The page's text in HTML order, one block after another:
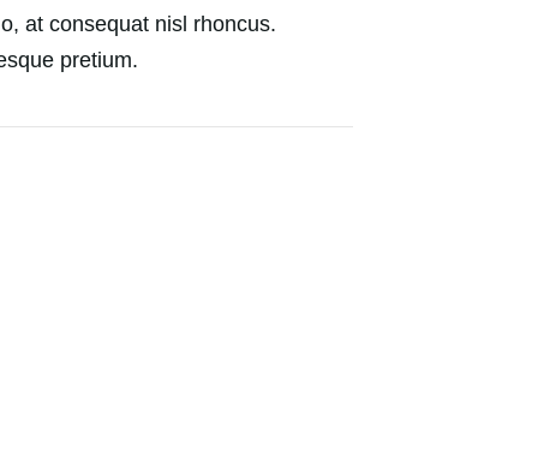
at consequat nisl rhoncus.
pretium.